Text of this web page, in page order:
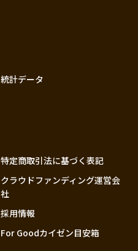
大分
統計データ
特定商取引法に基づく表記
クラウドファンディング運営会
社
採用情報
For Goodカイゼン目安箱